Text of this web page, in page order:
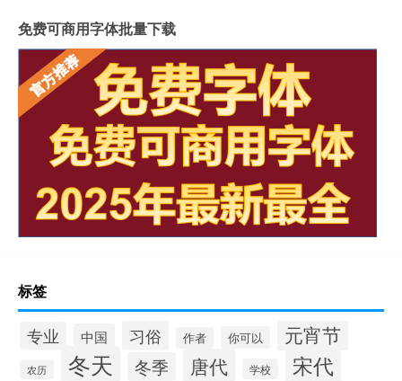
免费可商用字体批量下载
标签
专业 中国 习俗 作者 你可以 元宵节
农历 冬天 冬季 唐代 学校 宋代